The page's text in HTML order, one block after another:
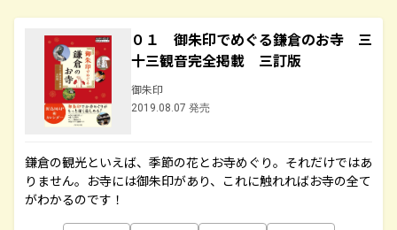
０１ 御朱印でめぐる鎌倉のお寺 三
十三観音完全掲載 三訂版
御朱印
2019.08.07 発売
鎌倉の観光といえば、季節の花とお寺めぐり。それだけではあ
りません。お寺には御朱印があり、これに触れればお寺の全て
がわかるのです！